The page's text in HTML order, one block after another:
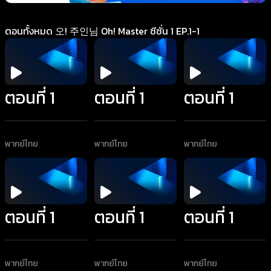
ตอนทั้งหมด 오! 주인님 Oh! Master ซีซั่น 1 EP.1-1
ตอนที่ 1
พากย์ไทย
ตอนที่ 1
พากย์ไทย
ตอนที่ 1
พากย์ไทย
ตอนที่ 1
พากย์ไทย
ตอนที่ 1
พากย์ไทย
ตอนที่ 1
พากย์ไทย